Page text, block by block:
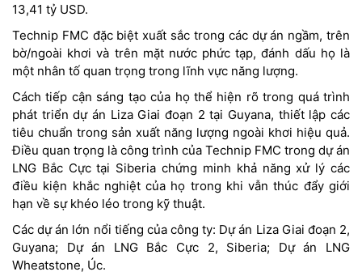
13,41 tỷ USD.
Technip FMC đặc biệt xuất sắc trong các dự án ngầm, trên
bờ/ngoài khơi và trên mặt nước phức tạp, đánh dấu họ là
một nhân tố quan trọng trong lĩnh vực năng lượng.
Cách tiếp cận sáng tạo của họ thể hiện rõ trong quá trình
phát triển dự án Liza Giai đoạn 2 tại Guyana, thiết lập các
tiêu chuẩn trong sản xuất năng lượng ngoài khơi hiệu quả.
Điều quan trọng là công trình của Technip FMC trong dự án
LNG Bắc Cực tại Siberia chứng minh khả năng xử lý các
điều kiện khắc nghiệt của họ trong khi vẫn thúc đẩy giới
hạn về sự khéo léo trong kỹ thuật.
Các dự án lớn nổi tiếng của công ty: Dự án Liza Giai đoạn 2,
Guyana; Dự án LNG Bắc Cực 2, Siberia; Dự án LNG
Wheatstone, Úc.